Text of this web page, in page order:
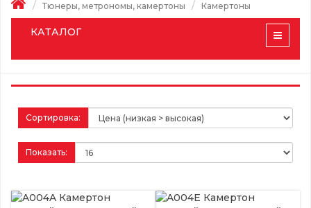
Тюнеры, метрономы, камертоны Камертоны
КАТАЛОГ
Сортировка:
Показать: